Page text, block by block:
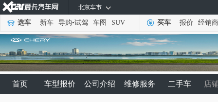
北京车市
选车 新车 导购•试驾 车图 SUV 买车 报价 经销商
首页 车型报价 公司介绍 维修服务 二手车 店